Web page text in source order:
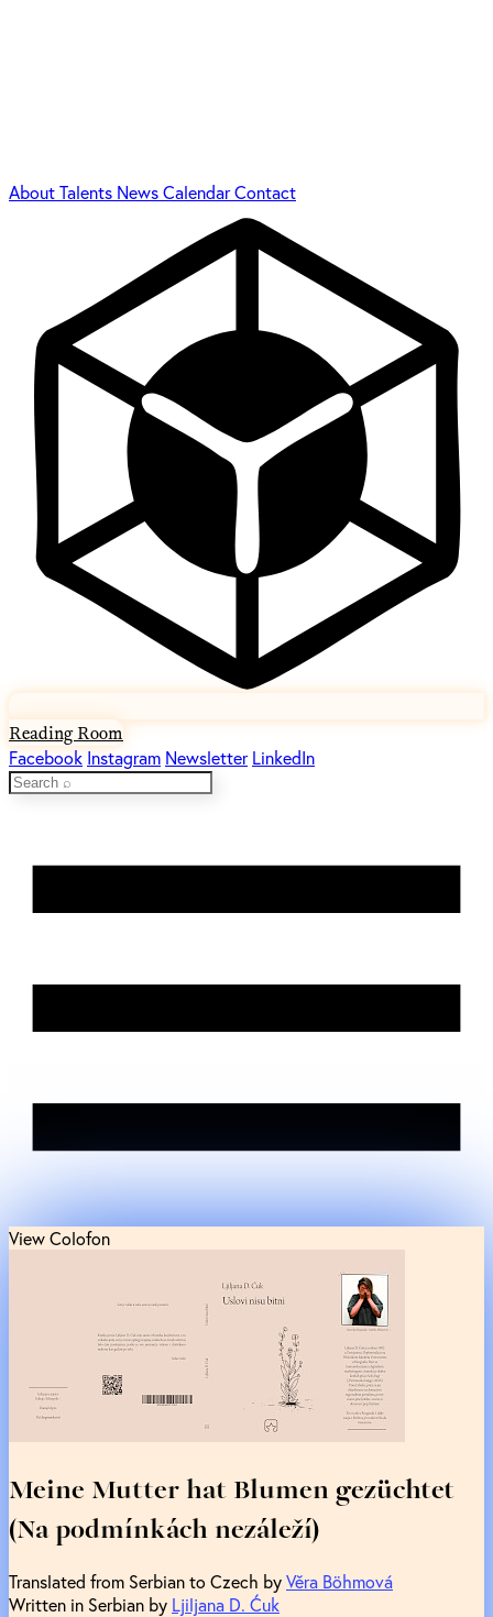
AboutTalents NewsCalendarContact
Reading Room
Facebook Instagram Newsletter LinkedIn
View Colofon
Meine Mutter hat Blumen gezüchtet
(Na podmínkách nezáleží)
Translated from Serbian to Czech byVěra Böhmová
Written in Serbian by Ljiljana D. Ćuk